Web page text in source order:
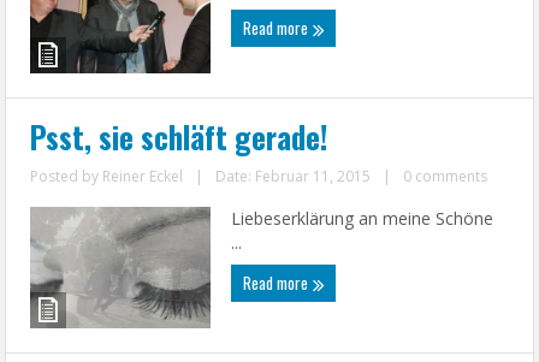
Read more
Psst, sie schläft gerade!
Posted by Reiner Eckel | Date: Februar 11, 2015 | 0 comments
Liebeserklärung an meine Schöne
...
Read more